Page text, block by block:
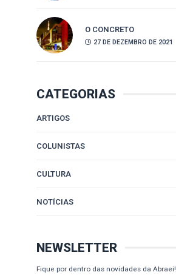
O CONCRETO
27 DE DEZEMBRO DE 2021
CATEGORIAS
ARTIGOS
COLUNISTAS
CULTURA
NOTÍCIAS
NEWSLETTER
Fique por dentro das novidades da Abraei!